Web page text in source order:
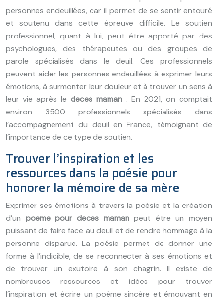
personnes endeuillées, car il permet de se sentir entouré
et soutenu dans cette épreuve difficile. Le soutien
professionnel, quant à lui, peut être apporté par des
psychologues, des thérapeutes ou des groupes de
parole spécialisés dans le deuil. Ces professionnels
peuvent aider les personnes endeuillées à exprimer leurs
émotions, à surmonter leur douleur et à trouver un sens à
leur vie après le deces maman . En 2021, on comptait
environ 3500 professionnels spécialisés dans
l’accompagnement du deuil en France, témoignant de
l’importance de ce type de soutien.
Trouver l’inspiration et les
ressources dans la poésie pour
honorer la mémoire de sa mère
Exprimer ses émotions à travers la poésie et la création
d’un poeme pour deces mamanpeut être un moyen
puissant de faire face au deuil et de rendre hommage à la
personne disparue. La poésie permet de donner une
forme à l’indicible, de se reconnecter à ses émotions et
de trouver un exutoire à son chagrin. Il existe de
nombreuses ressources et idées pour trouver
l’inspiration et écrire un poème sincère et émouvant en